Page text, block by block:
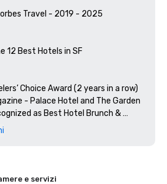
Travel - 2019 - 2025
12 Best Hotels in SF
Choice Award (2 years in a row)
- Palace Hotel and The Garden
as Best Hotel Brunch &
to Do in San Francisco for an Arts
e servizi